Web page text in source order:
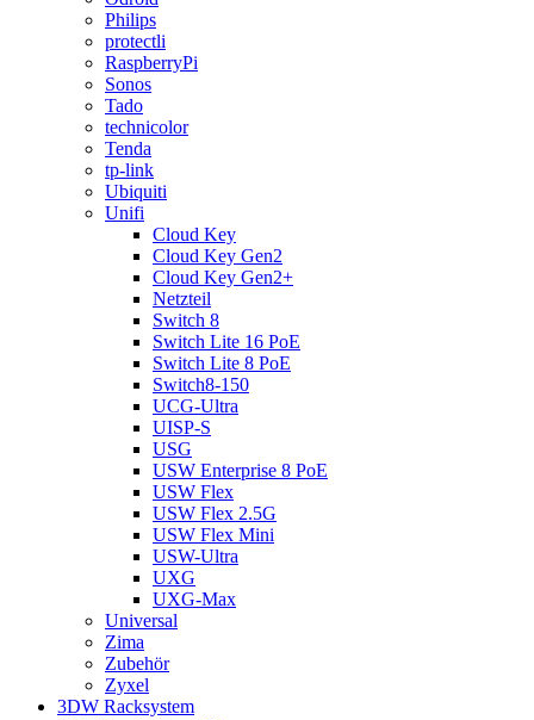
Philips
protectli
RaspberryPi
Sonos
Tado
technicolor
Tenda
tp-link
Ubiquiti
Unifi
Cloud Key
Cloud Key Gen2
Cloud Key Gen2+
Netzteil
Switch 8
Switch Lite 16 PoE
Switch Lite 8 PoE
Switch8-150
UCG-Ultra
UISP-S
USG
USW Enterprise 8 PoE
USW Flex
USW Flex 2.5G
USW Flex Mini
USW-Ultra
UXG
UXG-Max
Universal
Zima
Zubehör
Zyxel
3DW Racksystem